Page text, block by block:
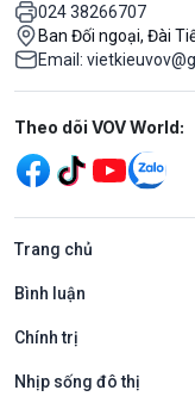
024 38266707
Ban Đối ngoại, Đài
Email:
Mạng xã hội
Theo dõi VOV World:
Trang chủ
Bình luận
Chính trị
Nhịp sống đô thị